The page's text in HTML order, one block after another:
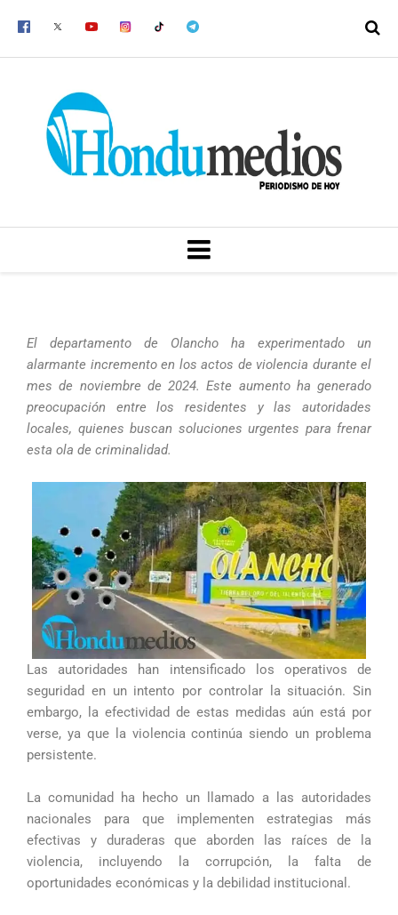
MENU
El departamento de Olancho ha experimentado un
alarmante incremento en los actos de violencia durante el
mes de noviembre de 2024. Este aumento ha generado
preocupación entre los residentes y las autoridades
locales, quienes buscan soluciones urgentes para frenar
esta ola de criminalidad.
Las autoridades han intensificado los operativos de
seguridad en un intento por controlar la situación. Sin
embargo, la efectividad de estas medidas aún está por
verse, ya que la violencia continúa siendo un problema
persistente.
La comunidad ha hecho un llamado a las autoridades
nacionales para que implementen estrategias más
efectivas y duraderas que aborden las raíces de la
violencia, incluyendo la corrupción, la falta de
oportunidades económicas y la debilidad institucional.